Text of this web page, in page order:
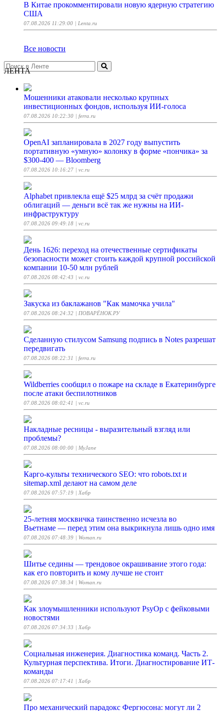
В Китае прокомментировали новую ядерную стратегию
США
07.08.2026 11:29:00 | Lenta.ru
Все новости
ЛЕНТА
Мошенники атаковали несколько крупных
инвестиционных фондов, используя ИИ-голоса
07.08.2026 10:22:30 | ferra.ru
OpenAI запланировала в 2027 году выпустить
портативную «умную» колонку в форме «пончика» за
$300-400 — Bloomberg
07.08.2026 10:16:27 | vc.ru
Alphabet привлекла ещё $25 млрд за счёт продажи
облигаций — деньги всё так же нужны на ИИ-
инфраструктуру
07.08.2026 09:49:18 | vc.ru
День 1626: переход на отечественные сертификаты
безопасности может стоить каждой крупной российской
компании 10-50 млн рублей
07.08.2026 08:42:43 | vc.ru
Закуска из баклажанов "Как мамочка учила"
07.08.2026 08:24:32 | ПОВАРЁНОК.РУ
Сделанную стилусом Samsung подпись в Notes разрешат
передвигать
07.08.2026 08:22:31 | ferra.ru
Wildberries сообщил о пожаре на складе в Екатеринбурге
после атаки беспилотников
07.08.2026 08:02:41 | vc.ru
Накладные ресницы - выразительный взгляд или
проблемы?
07.08.2026 08:00:00 | MyJane
Карго-культы технического SEO: что robots.txt и
sitemap.xml делают на самом деле
07.08.2026 07:57:19 | Хабр
25-летняя москвичка таинственно исчезла во
Вьетнаме — перед этим она выкрикнула лишь одно имя
07.08.2026 07:48:39 | Woman.ru
Шитье седины — трендовое окрашивание этого года:
как его повторить и кому лучше не стоит
07.08.2026 07:38:34 | Woman.ru
Как злоумышленники используют PsyOp с фейковыми
новостями
07.08.2026 07:34:33 | Хабр
Социальная инженерия. Диагностика команд. Часть 2.
Культурная перспектива. Итоги. Диагностирование ИТ-
команды
07.08.2026 07:17:41 | Хабр
Про механический парадокс Фергюсона: могут ли 2